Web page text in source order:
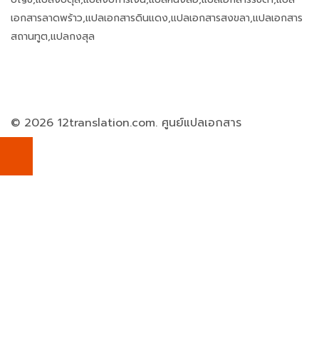
เอกสารลาดพร้าว,แปลเอกสารดินแดง,แปลเอกสารสงขลา,แปลเอกสาร
สถานทูต,แปลกงสุล
© 2026 12translation.com. ศูนย์แปลเอกสาร